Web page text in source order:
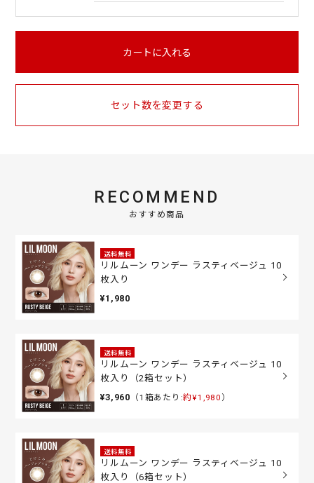
カートに入れる
セット数を変更する
RECOMMEND
おすすめ商品
送料無料
リルムーン ワンデー ラスティベージュ 10
枚入り
¥1,980
送料無料
リルムーン ワンデー ラスティベージュ 10
枚入り（2箱セット）
¥3,960 （1箱あたり:約¥1,980 ）
送料無料
リルムーン ワンデー ラスティベージュ 10
枚入り（6箱セット）